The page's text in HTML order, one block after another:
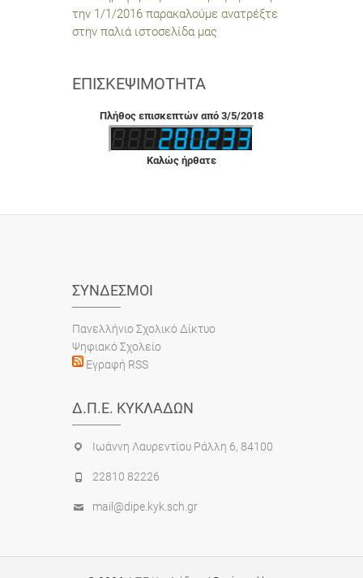
την 1/1/2016 παρακαλούμε ανατρέξτε
στην παλιά ιστοσελίδα μας
ΕΠΙΣΚΕΨΙΜΌΤΗΤΑ
Πλήθος επισκεπτών από 3/5/2018
Καλώς ήρθατε
ΣΎΝΔΕΣΜΟΙ
Πανελλήνιο Σχολικό Δίκτυο
Ψηφιακό Σχολείο
Εγραφή RSS
Δ.Π.Ε. ΚΥΚΛΆΔΩΝ
Ιωάννη Λαυρεντίου Ράλλη 6, 84100
22810 82226
mail@dipe.kyk.sch.gr